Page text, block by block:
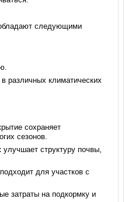
следующими
различных климатических
сохраняет
сезонов.
улучшает структуру почвы,
подходит для участков с
затраты на подкормку и